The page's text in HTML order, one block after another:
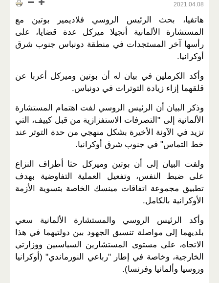
2021.04.08
هاتفيا، بحث الرئيس الروسي فلاديمير بوتين مع
المستشارة الألمانية أنجيلا ميركل عدة قضايا، على
رأسها آخر المستجدات في منطقة دونباس جنوب شرق
أوكرانيا.
وأكد الكرملين في بيان له أن بوتين وميركل أعربا عن
قلقهما إزاء زيادة التوترات في دونباس.
وذكر البيان أن الرئيس الروسي لفت اهتمام المستشارة
الألمانية إلى "التصرفات الاستفزازية من قبل كييف، التي
تزيد في الآونة الأخيرة بشكل منهجي من حدة التوتر عند
خط التماس" في جنوب شرق أوكرانيا.
ولفت البيان إلى أن بوتين وميركل حثا أطراف النزاع
على ضبط النفس، وتفعيل العملية التفاوضية بهدف
تطبيق مجموعة اتفاقات مينسك الخاصة بتسوية الأزمة
الأوكرانية بالكامل.
وأكد الرئيس الروسي والمستشارة الألمانية سعي
بلديهما إلى مواصلة تنسيق الجهود بين دولتيهما في هذا
الاتجاه، على مستوى المستشارين السياسيين ووزارتي
الخارجية، وخاصة في إطار "رباعي النورماندي" (أوكرانيا
وروسيا وألمانيا وفرنسا).